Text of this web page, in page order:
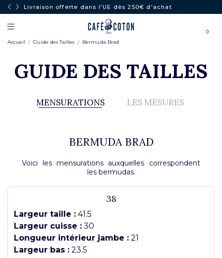
PLEIN SOLEIL : -50% dès 2 articles
0
Accueil Guide des Tailles Bermuda Brad
GUIDE DES TAILLES
MENSURATIONS
BERMUDA BRAD
Voici les mensurations auxquelles correspondent
les bermudas.
38
Largeur taille : 41.5
Largeur cuisse : 30
Longueur intérieur jambe : 21
Largeur bas : 23.5
LES MESURES